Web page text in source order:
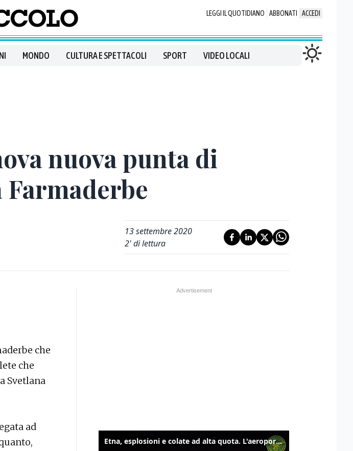
LEGGI IL QUOTIDIANO ABBONATI ACCEDI
MONDO CULTURA E SPETTACOLI SPORT VIDEO LOCALI
nuova punta di
13 settembre 2020
2' di lettura
che
che
Svetlana
ad
Etna, esplosioni e colate ad alta quota. L'aeroporto di Catania verso la normalità